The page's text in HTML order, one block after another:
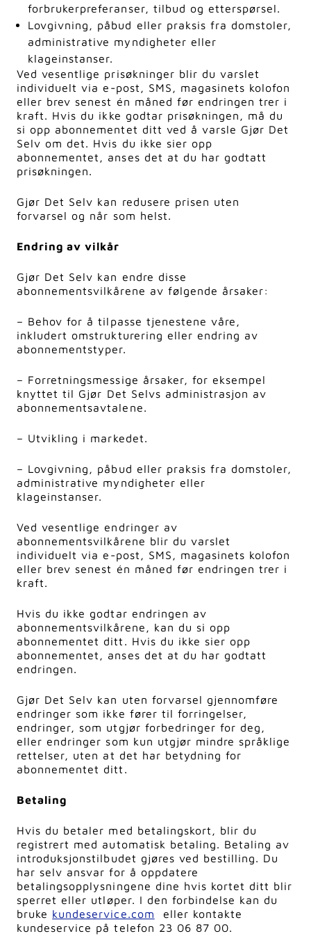
forbrukerpreferanser, tilbud og etterspørsel.
Lovgivning, påbud eller praksis fra domstoler,
administrative myndigheter eller
klageinstanser.
Ved vesentlige prisøkninger blir du varslet
individuelt via e-post, SMS, magasinets kolofon
eller brev senest én måned før endringen trer i
kraft. Hvis du ikke godtar prisøkningen, må du
si opp abonnementet ditt ved å varsle Gjør Det
Selv om det. Hvis du ikke sier opp
abonnementet, anses det at du har godtatt
prisøkningen.
Gjør Det Selv kan redusere prisen uten
forvarsel og når som helst.
Endring av vilkår
Gjør Det Selv kan endre disse
abonnementsvilkårene av følgende årsaker:
– Behov for å tilpasse tjenestene våre,
inkludert omstrukturering eller endring av
abonnementstyper.
– Forretningsmessige årsaker, for eksempel
knyttet til Gjør Det Selvs administrasjon av
abonnementsavtalene.
– Utvikling i markedet.
– Lovgivning, påbud eller praksis fra domstoler,
administrative myndigheter eller
klageinstanser.
Ved vesentlige endringer av
abonnementsvilkårene blir du varslet
individuelt via e-post, SMS, magasinets kolofon
eller brev senest én måned før endringen trer i
kraft.
Hvis du ikke godtar endringen av
abonnementsvilkårene, kan du si opp
abonnementet ditt. Hvis du ikke sier opp
abonnementet, anses det at du har godtatt
endringen.
Gjør Det Selv kan uten forvarsel gjennomføre
endringer som ikke fører til forringelser,
endringer, som utgjør forbedringer for deg,
eller endringer som kun utgjør mindre språklige
rettelser, uten at det har betydning for
abonnementet ditt.
Betaling
Hvis du betaler med betalingskort, blir du
registrert med automatisk betaling. Betaling av
introduksjonstilbudet gjøres ved bestilling. Du
har selv ansvar for å oppdatere
betalingsopplysningene dine hvis kortet ditt blir
sperret eller utløper. I den forbindelse kan du
bruke kundeservice.com eller kontakte
kundeservice på telefon 23 06 87 00.